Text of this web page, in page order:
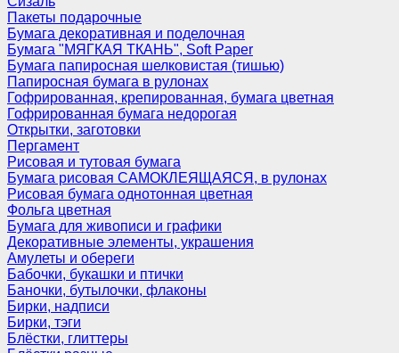
Пакеты подарочные
Бумага декоративная и поделочная
Бумага "МЯГКАЯ ТКАНЬ", Soft Paper
Бумага папиросная шелковистая (тишью)
Папиросная бумага в рулонах
Гофрированная, крепированная, бумага цветная
Гофрированная бумага недорогая
Открытки, заготовки
Пергамент
Рисовая и тутовая бумага
Бумага рисовая САМОКЛЕЯЩАЯСЯ, в рулонах
Рисовая бумага однотонная цветная
Фольга цветная
Бумага для живописи и графики
Декоративные элементы, украшения
Амулеты и обереги
Бабочки, букашки и птички
Баночки, бутылочки, флаконы
Бирки, надписи
Бирки, тэги
Блёстки, глиттеры